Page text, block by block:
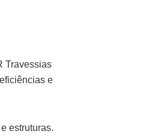
Travessias
e
estruturas.